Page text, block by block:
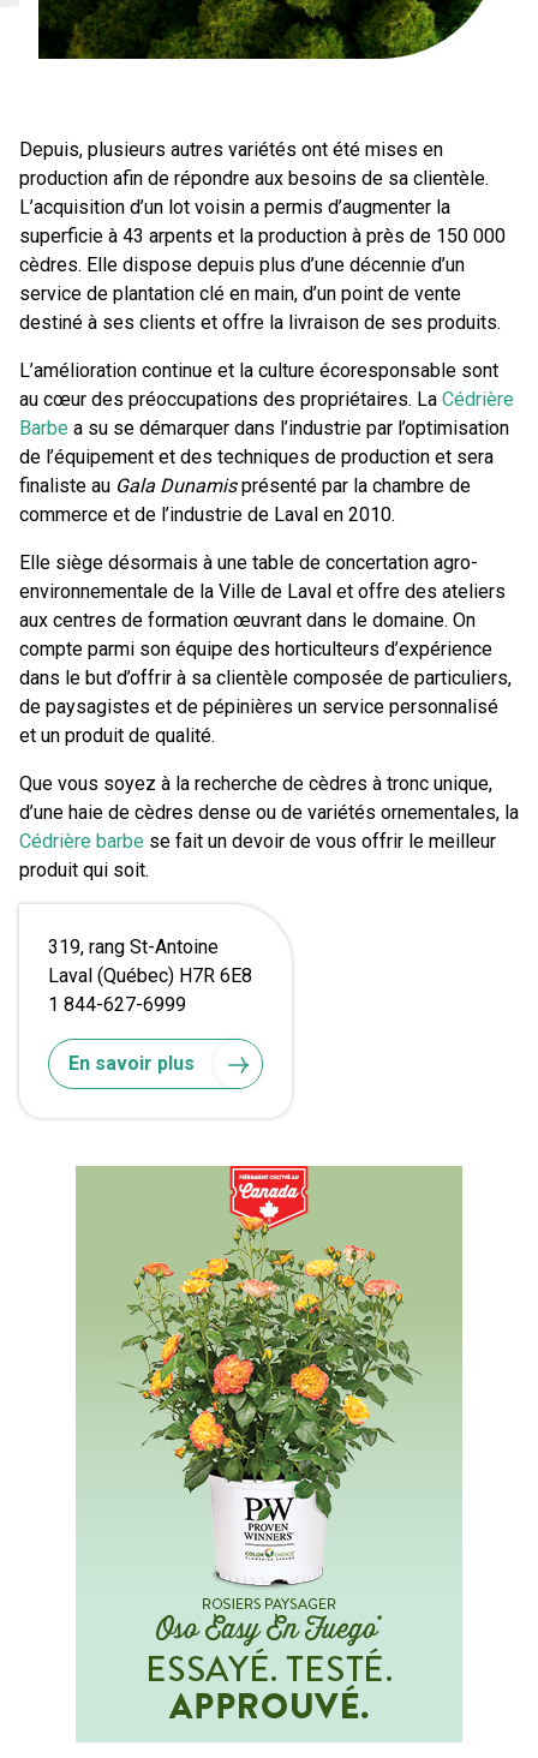
Depuis, plusieurs autres variétés ont été mises en
production afin de répondre aux besoins de sa clientèle.
L’acquisition d’un lot voisin a permis d’augmenter la
superficie à 43 arpents et la production à près de 150 000
cèdres. Elle dispose depuis plus d’une décennie d’un
service de plantation clé en main, d’un point de vente
destiné à ses clients et offre la livraison de ses produits.
L’amélioration continue et la culture écoresponsable sont
au cœur des préoccupations des propriétaires. La Cédrière
Barbe a su se démarquer dans l’industrie par l’optimisation
de l’équipement et des techniques de production et sera
finaliste au Gala Dunamisprésenté par la chambre de
commerce et de l’industrie de Laval en 2010.
Elle siège désormais à une table de concertation agro-
environnementale de la Ville de Laval et offre des ateliers
aux centres de formation œuvrant dans le domaine. On
compte parmi son équipe des horticulteurs d’expérience
dans le but d’offrir à sa clientèle composée de particuliers,
de paysagistes et de pépinières un service personnalisé
et un produit de qualité.
Que vous soyez à la recherche de cèdres à tronc unique,
d’une haie de cèdres dense ou de variétés ornementales, la
Cédrière barbe se fait un devoir de vous offrir le meilleur
produit qui soit.
319, rang St-Antoine
Laval (Québec) H7R 6E8
1 844-627-6999
En savoir plus